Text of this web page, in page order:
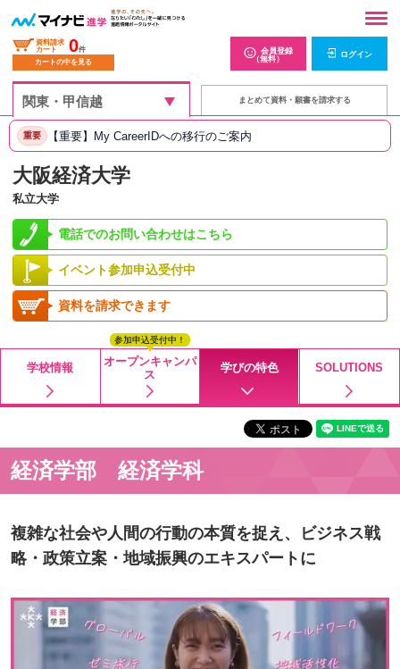
資料請求
カート
0件
カートの中を見る
会員登録
（無料）
ログイン
まとめて資料・願書を請求する
重要 【重要】My CareerIDへの移行のご案内
大阪経済大学
私立大学
電話でのお問い合わせはこちら
イベント参加申込受付中
資料を請求できます
学校情報
オープンキャンパ
ス
参加申込受付中！
学びの特色 SOLUTIONS
経済学部 経済学科
複雑な社会や人間の行動の本質を捉え、ビジネス戦
略・政策立案・地域振興のエキスパートに